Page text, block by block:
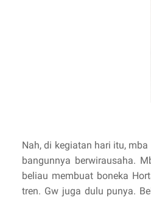
Nah, di kegiatan hari itu,
bangunnya berwirausaha.
beliau membuat boneka
tren. Gw juga dulu punya.